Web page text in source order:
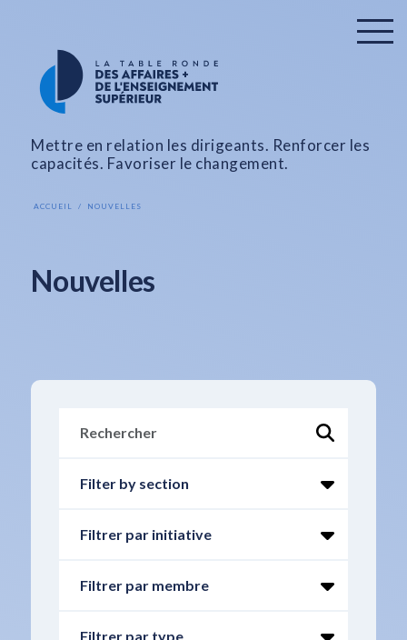
Mettre en relation les dirigeants. Renforcer les
capacités. Favoriser le changement.
ACCUEIL NOUVELLES
Nouvelles